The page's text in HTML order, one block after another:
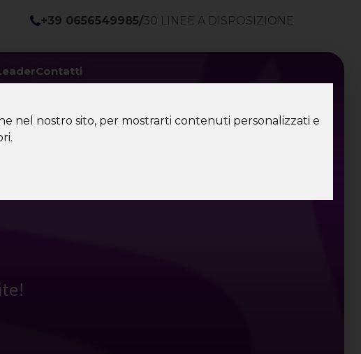
nel nostro sito, per mostrarti contenuti personalizzati e
+39 0656549985/30 LINEE A DISPOSIZIONE
Contatti